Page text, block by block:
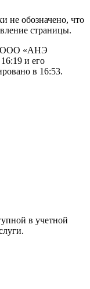
не обозначено, что
страницы.
ООО «АНЭ
и его
в 16:53.
в учетной